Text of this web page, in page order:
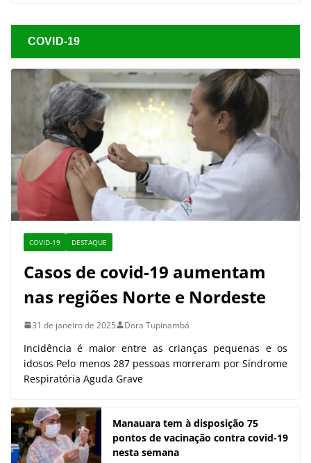
COVID-19
COVID-19 DESTAQUE
Casos de covid-19 aumentam
nas regiões Norte e Nordeste
31 de janeiro de 2025 Dora Tupinambá
Incidência é maior entre as crianças pequenas e os
idosos Pelo menos 287 pessoas morreram por Síndrome
Respiratória Aguda Grave
Manauara tem à disposição 75
pontos de vacinação contra covid-19
nesta semana